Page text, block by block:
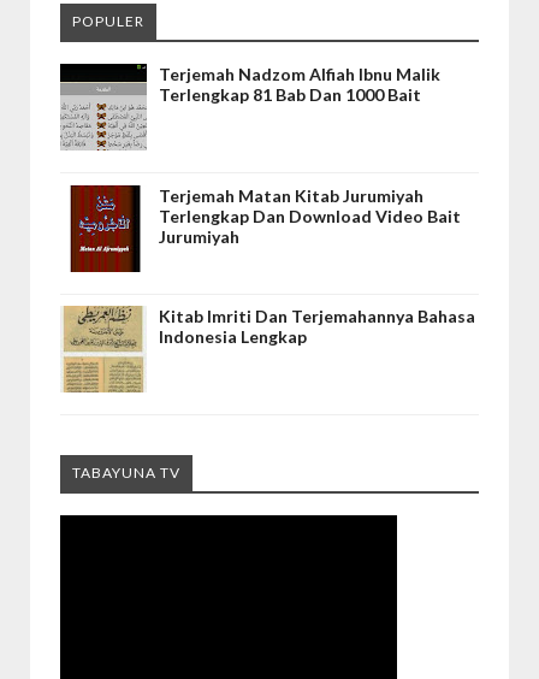
POPULER
Terjemah Nadzom Alfiah Ibnu Malik
Terlengkap 81 Bab Dan 1000 Bait
Terjemah Matan Kitab Jurumiyah
Terlengkap Dan Download Video Bait
Jurumiyah
Kitab Imriti Dan Terjemahannya Bahasa
Indonesia Lengkap
TABAYUNA TV